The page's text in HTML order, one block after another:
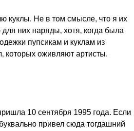
куклы. Не в том смысле, что я их
них наряды, хотя, когда была
пупсикам и куклам из
которых оживляют артисты.
10 сентября 1995 года. Если
привел сюда тогдашний